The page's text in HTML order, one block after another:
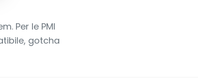
Per le PMI
gotcha